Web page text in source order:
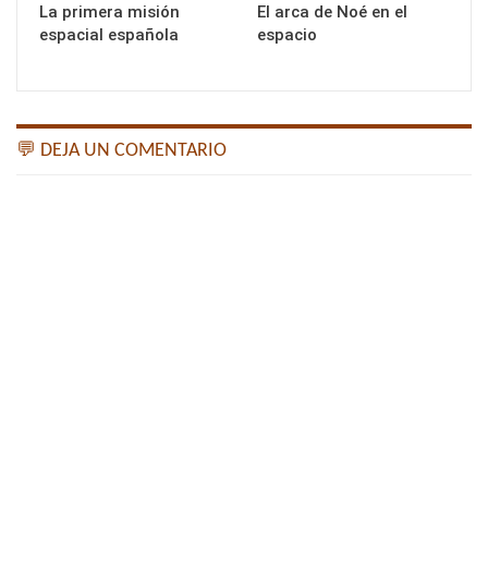
La primera misión
espacial española
El arca de Noé en el
espacio
💬 DEJA UN COMENTARIO